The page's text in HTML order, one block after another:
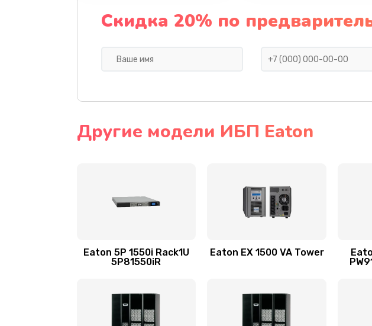
Скидка 20% по
Другие модели ИБП Eaton
Eaton 5P 1550i Rack1U
5P81550iR
Eaton EX 1500 VA Tower